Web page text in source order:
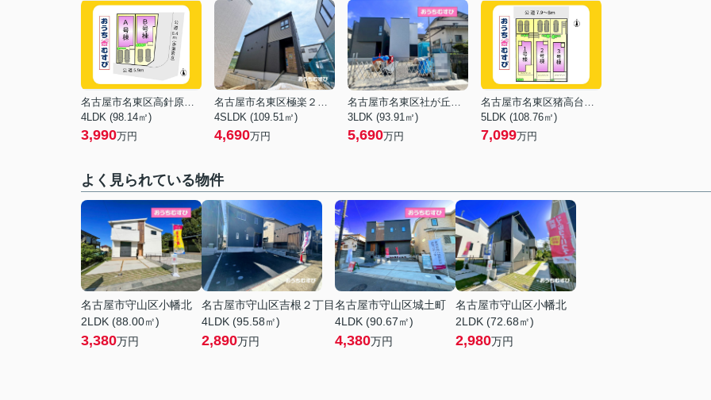
名古屋市名東区高針原２丁目
4LDK (98.14㎡)
3,990万円
名古屋市名東区極楽２丁目
4SLDK (109.51㎡)
4,690万円
名古屋市名東区社が丘２丁目
3LDK (93.91㎡)
5,690万円
名古屋市名東区猪高台２丁目
5LDK (108.76㎡)
7,099万円
よく見られている物件
名古屋市守山区小幡北
2LDK (88.00㎡)
3,380万円
名古屋市守山区吉根２丁目
4LDK (95.58㎡)
2,890万円
名古屋市守山区城土町
4LDK (90.67㎡)
4,380万円
名古屋市守山区小幡北
2LDK (72.68㎡)
2,980万円